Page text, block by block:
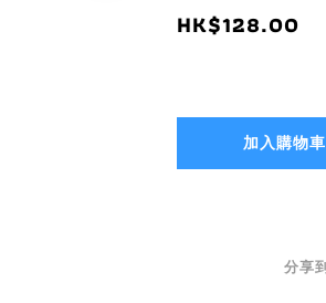
HK$128.00
加入購物車
分享